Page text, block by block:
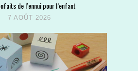
de l’ennui pour l’enfant
7 AOÛT 2026